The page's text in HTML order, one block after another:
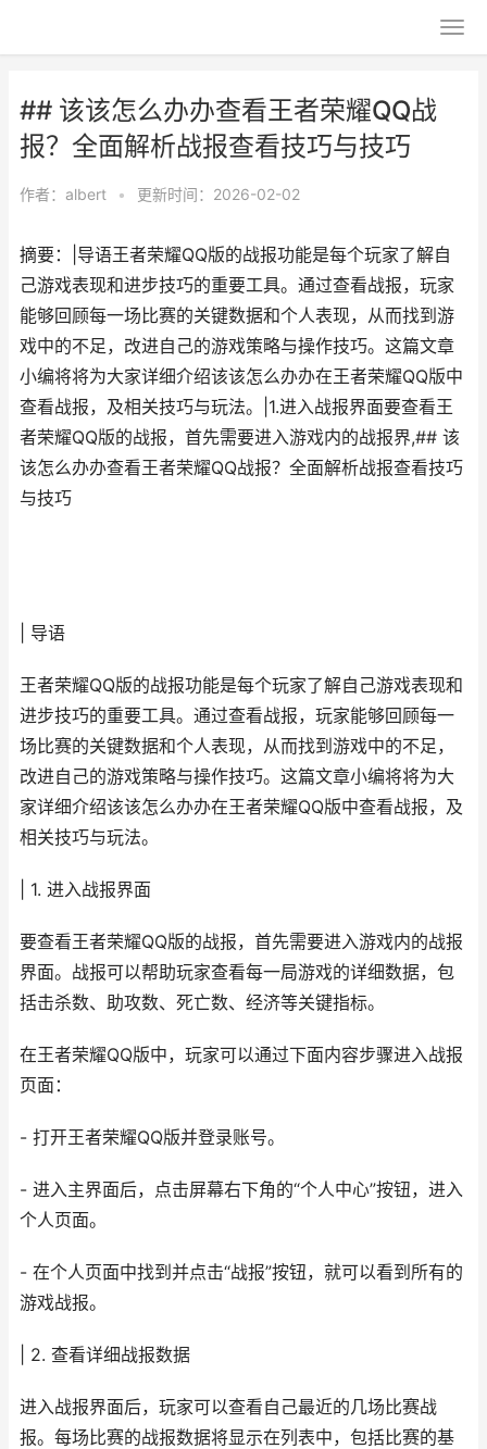
## 该该怎么办办查看王者荣耀QQ战
报？全面解析战报查看技巧与技巧
作者： albert • 更新时间：2026-02-02
摘要：|导语王者荣耀QQ版的战报功能是每个玩家了解自
己游戏表现和进步技巧的重要工具。通过查看战报，玩家
能够回顾每一场比赛的关键数据和个人表现，从而找到游
戏中的不足，改进自己的游戏策略与操作技巧。这篇文章
小编将将为大家详细介绍该该怎么办办在王者荣耀QQ版中
查看战报，及相关技巧与玩法。|1.进入战报界面要查看王
者荣耀QQ版的战报，首先需要进入游戏内的战报界,## 该
该怎么办办查看王者荣耀QQ战报？全面解析战报查看技巧
与技巧
| 导语
王者荣耀QQ版的战报功能是每个玩家了解自己游戏表现和
进步技巧的重要工具。通过查看战报，玩家能够回顾每一
场比赛的关键数据和个人表现，从而找到游戏中的不足，
改进自己的游戏策略与操作技巧。这篇文章小编将将为大
家详细介绍该该怎么办办在王者荣耀QQ版中查看战报，及
相关技巧与玩法。
| 1. 进入战报界面
要查看王者荣耀QQ版的战报，首先需要进入游戏内的战报
界面。战报可以帮助玩家查看每一局游戏的详细数据，包
括击杀数、助攻数、死亡数、经济等关键指标。
在王者荣耀QQ版中，玩家可以通过下面内容步骤进入战报
页面：
- 打开王者荣耀QQ版并登录账号。
- 进入主界面后，点击屏幕右下角的“个人中心”按钮，进入
个人页面。
- 在个人页面中找到并点击“战报”按钮，就可以看到所有的
游戏战报。
| 2. 查看详细战报数据
进入战报界面后，玩家可以查看自己最近的几场比赛战
报。每场比赛的战报数据将显示在列表中，包括比赛的基